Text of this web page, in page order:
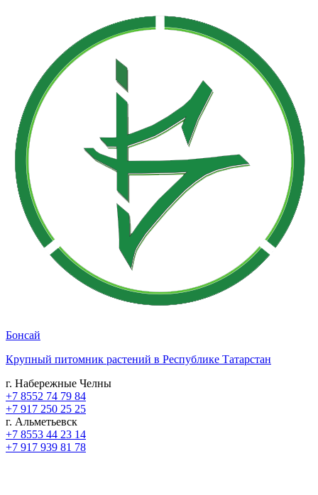
Бонсай
Крупный питомник растений в Республике Татарстан
г. Набережные Челны
+7 8552 74 79 84
+7 917 250 25 25
г. Альметьевск
+7 8553 44 23 14
+7 917 939 81 78